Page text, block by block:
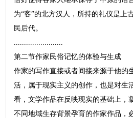
为“客”的北方汉人，所持的礼仪是上
民后代。
第二节作家民俗记忆的体验与生成
作家的写作直接或者间接来源于他的
活，属于现实主义的创作，也是对生
看，文学作品在反映现实的基础上，
不同地域生存背景孕育的作家作品，